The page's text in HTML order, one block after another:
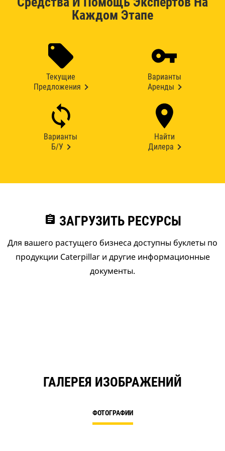
Каждом Этапе
Текущие
Предложения
Варианты
Аренды
Варианты
Б/У
Найти
Дилера
assignment ЗАГРУЗИТЬ РЕСУРСЫ
Для вашего растущего бизнеса доступны буклеты по
продукции Caterpillar и другие информационные
документы.
ГАЛЕРЕЯ ИЗОБРАЖЕНИЙ
ФОТОГРАФИИ